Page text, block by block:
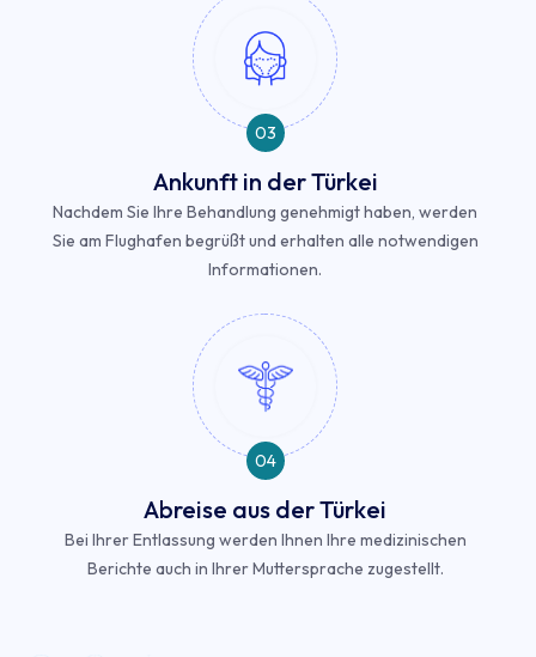
03
Ankunft in der Türkei
Nachdem Sie Ihre Behandlung genehmigt haben, werden
Sie am Flughafen begrüßt und erhalten alle notwendigen
Informationen.
04
Abreise aus der Türkei
Bei Ihrer Entlassung werden Ihnen Ihre medizinischen
Berichte auch in Ihrer Muttersprache zugestellt.